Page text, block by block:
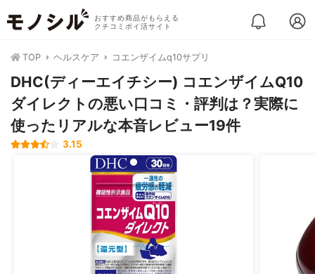
おすすめ商品がもらえる
クチコミポイ活サイト
TOP ヘルスケア コエンザイムq10サプリ
DHC(ディーエイチシー) コエンザイムQ10
ダイレクトの悪い口コミ・評判は？実際に
使ったリアルな本音レビュー19件
3.15